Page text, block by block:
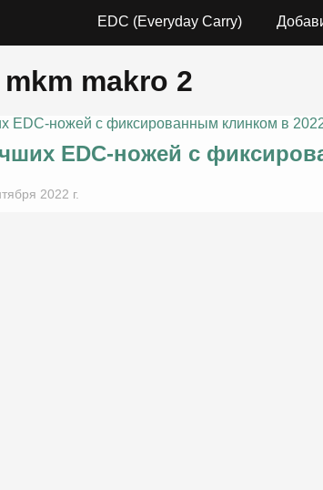
EDC (Everyday Carry)
mkm makro 2
EDC-ножей с
2022 г.